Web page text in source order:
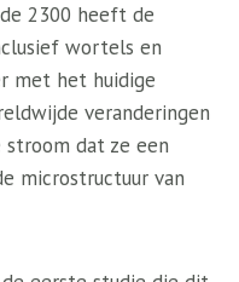
2300 heeft de
wortels en
met het huidige
veranderingen
stroom dat ze een
microstructuur van